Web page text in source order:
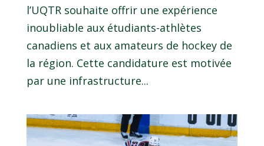
l’UQTR souhaite offrir une expérience
inoubliable aux étudiants-athlètes
canadiens et aux amateurs de hockey de
la région. Cette candidature est motivée
par une infrastructure...